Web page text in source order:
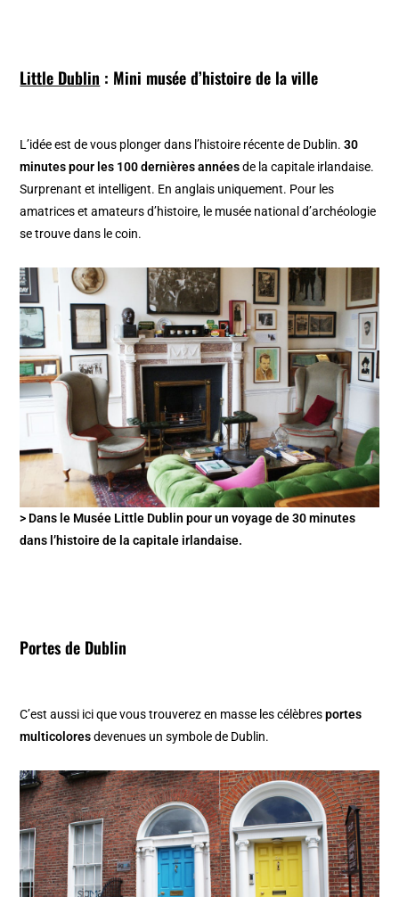
Little Dublin : Mini musée d’histoire de la ville
L’idée est de vous plonger dans l’histoire récente de Dublin.30
minutes pour les 100 dernières annéesde la capitale irlandaise.
Surprenant et intelligent. En anglais uniquement. Pour les
amatrices et amateurs d’histoire, le musée national d’archéologie
se trouve dans le coin.
> Dans le Musée Little Dublin pour un voyage de 30 minutes
dans l’histoire de la capitale irlandaise.
Portes de Dublin
C’est aussi ici que vous trouverez en masse les célèbresportes
multicoloresdevenues un symbole de Dublin.